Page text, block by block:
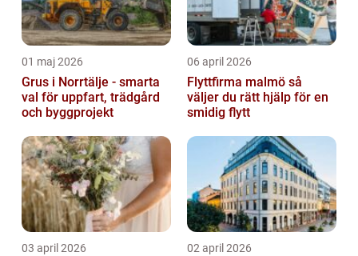
01 maj 2026
Grus i Norrtälje - smarta
val för uppfart, trädgård
och byggprojekt
06 april 2026
Flyttfirma malmö så
väljer du rätt hjälp för en
smidig flytt
03 april 2026 02 april 2026